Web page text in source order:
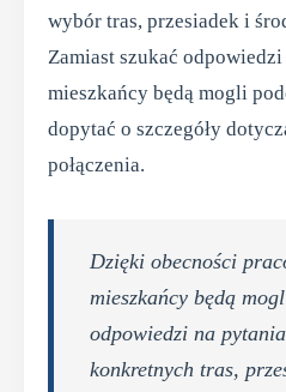
wybór tras, przesiadek i
Zamiast szukać
mieszkańcy będą mogli
dopytać o szczegóły
połączenia.
Dzięki obecności
mieszkańcy będą
odpowiedzi na
konkretnych tras,